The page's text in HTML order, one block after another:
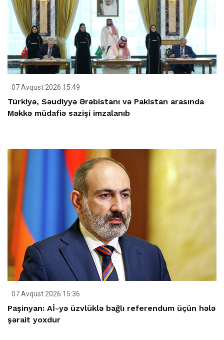
07 Avqust 2026 15:49
Türkiyə, Səudiyyə Ərəbistanı və Pakistan arasında
Məkkə müdafiə sazişi imzalanıb
07 Avqust 2026 15:36
Paşinyan: Aİ-yə üzvlüklə bağlı referendum üçün hələ
şərait yoxdur